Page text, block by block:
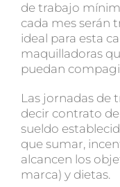
de trabajo
cada mes serán
ideal para esta
maquilladoras
puedan
Las jornadas de
decir contrato
sueldo
que sumar,
alcancen los
marca) y dietas.